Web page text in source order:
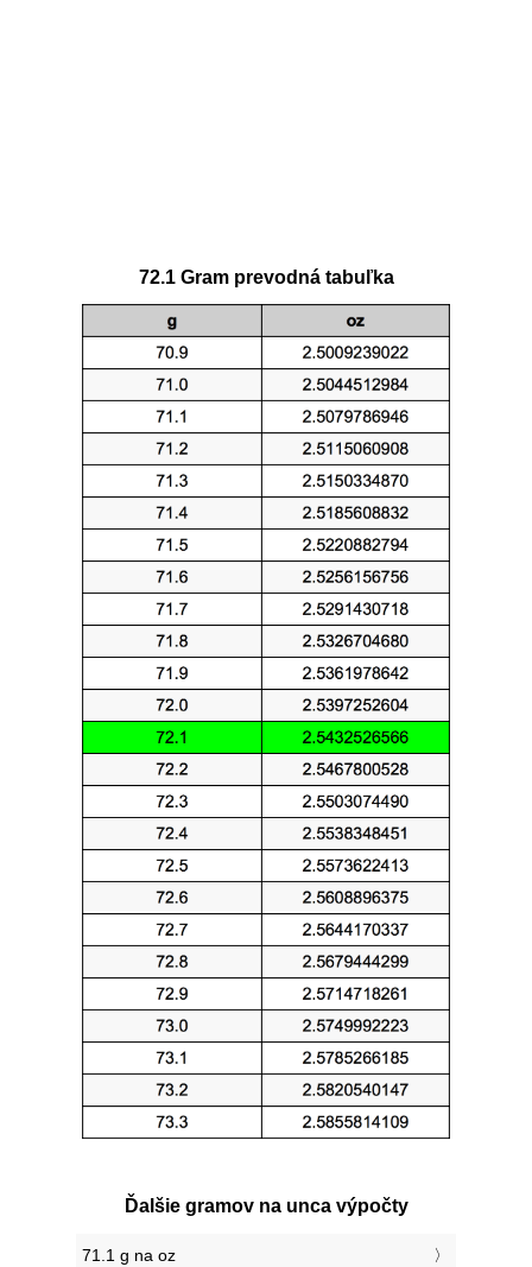
72.1 Gram prevodná tabuľka
Ďalšie gramov na unca výpočty
71.1 g na oz